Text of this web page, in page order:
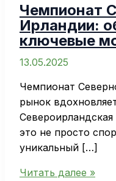
Чемпионат
Ирландии:
ключевые
13.05.2025
Чемпионат
рынок
это не просто
уникальный […]
Чемпионат
Читать далее »